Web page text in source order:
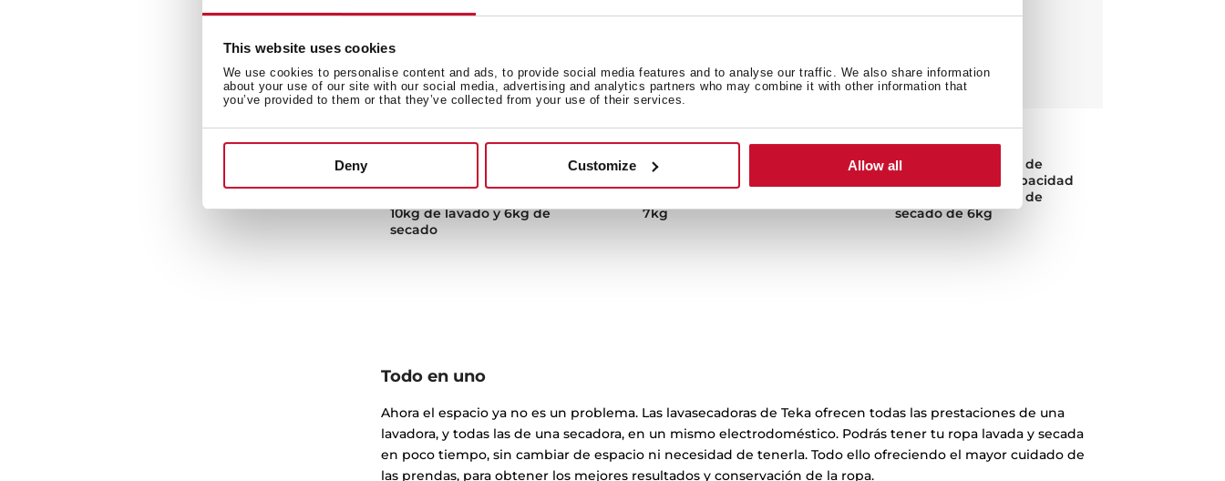
This website uses cookies
We use cookies to personalise content and ads, to provide social media features and to analyse our traffic. We also share information
about your use of our site with our social media, advertising and analytics partners who may combine it with other information that
you’ve provided to them or that they’ve collected from your use of their services.
Deny Customize Allow all
WDT 71040 WH
10kg de lavado y 6kg de
secado
WDK 81050 WH
Lavadora + Secadora con
7kg
Lavadora Secadora de
integración con capacidad
de lavado de 8kg y de
secado de 6kg
Todo en uno
Ahora el espacio ya no es un problema. Las lavasecadoras de Teka ofrecen todas las prestaciones de una
lavadora, y todas las de una secadora, en un mismo electrodoméstico. Podrás tener tu ropa lavada y secada
en poco tiempo, sin cambiar de espacio ni necesidad de tenerla. Todo ello ofreciendo el mayor cuidado de
las prendas, para obtener los mejores resultados y conservación de la ropa.